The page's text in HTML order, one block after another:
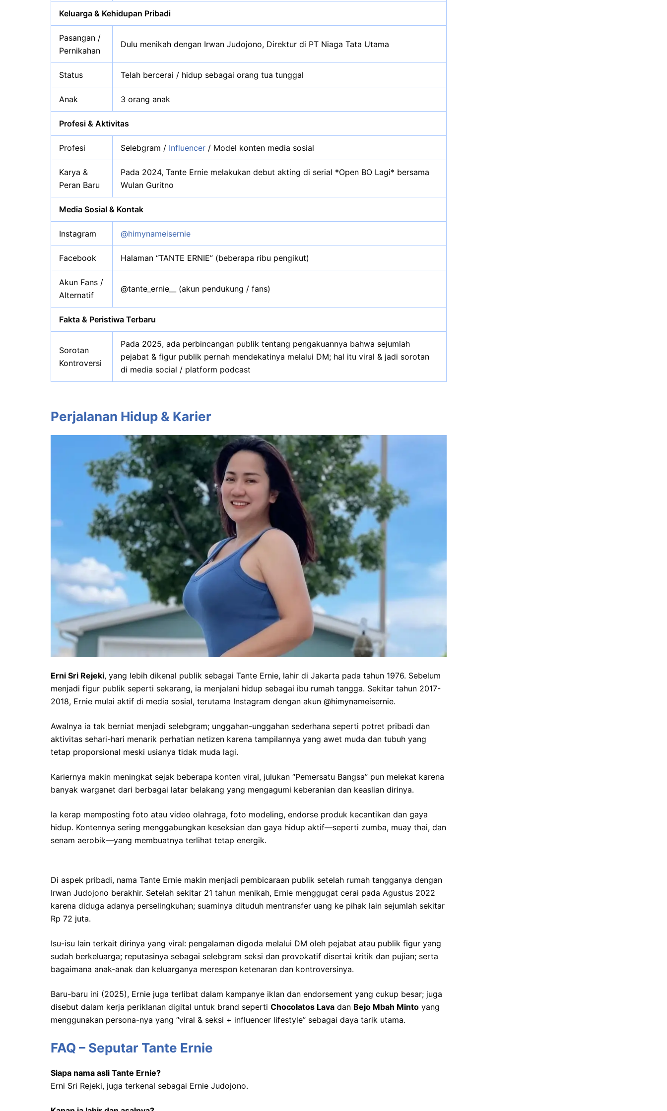
Keluarga & Kehidupan Pribadi
Pasangan /
Pernikahan
Dulu menikah dengan Irwan Judojono, Direktur di PT Niaga Tata Utama
Status Telah bercerai / hidup sebagai orang tua tunggal
Anak 3 orang anak
Profesi & Aktivitas
Profesi Selebgram / Influencer / Model konten media sosial
Karya &
Peran Baru
Pada 2024, Tante Ernie melakukan debut akting di serial *Open BO Lagi* bersama
Wulan Guritno
Media Sosial & Kontak
Instagram @himynameisernie
Facebook Halaman “TANTE ERNIE” (beberapa ribu pengikut)
Akun Fans /
Alternatif
@tante_ernie__ (akun pendukung / fans)
Fakta & Peristiwa Terbaru
Sorotan
Kontroversi
Pada 2025, ada perbincangan publik tentang pengakuannya bahwa sejumlah
pejabat & figur publik pernah mendekatinya melalui DM; hal itu viral & jadi sorotan
di media social / platform podcast
Perjalanan Hidup & Karier
Erni Sri Rejeki, yang lebih dikenal publik sebagai Tante Ernie, lahir di Jakarta pada tahun 1976. Sebelum
menjadi figur publik seperti sekarang, ia menjalani hidup sebagai ibu rumah tangga. Sekitar tahun 2017-
2018, Ernie mulai aktif di media sosial, terutama Instagram dengan akun @himynameisernie.
Awalnya ia tak berniat menjadi selebgram; unggahan-unggahan sederhana seperti potret pribadi dan
aktivitas sehari-hari menarik perhatian netizen karena tampilannya yang awet muda dan tubuh yang
tetap proporsional meski usianya tidak muda lagi.
Kariernya makin meningkat sejak beberapa konten viral, julukan “Pemersatu Bangsa” pun melekat karena
banyak warganet dari berbagai latar belakang yang mengagumi keberanian dan keaslian dirinya.
Ia kerap memposting foto atau video olahraga, foto modeling, endorse produk kecantikan dan gaya
hidup. Kontennya sering menggabungkan keseksian dan gaya hidup aktif—seperti zumba, muay thai, dan
senam aerobik—yang membuatnya terlihat tetap energik.
Di aspek pribadi, nama Tante Ernie makin menjadi pembicaraan publik setelah rumah tangganya dengan
Irwan Judojono berakhir. Setelah sekitar 21 tahun menikah, Ernie menggugat cerai pada Agustus 2022
karena diduga adanya perselingkuhan; suaminya dituduh mentransfer uang ke pihak lain sejumlah sekitar
Rp 72 juta.
Isu-isu lain terkait dirinya yang viral: pengalaman digoda melalui DM oleh pejabat atau publik figur yang
sudah berkeluarga; reputasinya sebagai selebgram seksi dan provokatif disertai kritik dan pujian; serta
bagaimana anak-anak dan keluarganya merespon ketenaran dan kontroversinya.
Baru-baru ini (2025), Ernie juga terlibat dalam kampanye iklan dan endorsement yang cukup besar; juga
disebut dalam kerja periklanan digital untuk brand seperti Chocolatos Lava dan Bejo Mbah Minto yang
menggunakan persona-nya yang “viral & seksi + influencer lifestyle” sebagai daya tarik utama.
FAQ – Seputar Tante Ernie
Siapa nama asli Tante Ernie?
Erni Sri Rejeki, juga terkenal sebagai Ernie Judojono.